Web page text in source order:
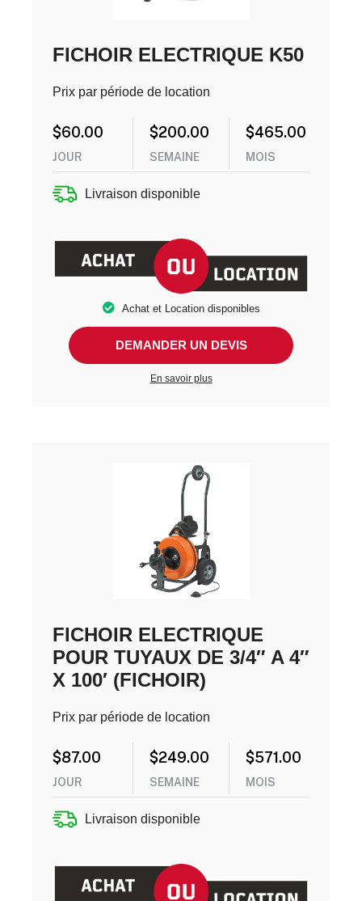
FICHOIR ELECTRIQUE K50
Prix par période de location
$60.00
JOUR
$200.00
SEMAINE
$465.00
MOIS
Livraison disponible
Achat et Location disponibles
DEMANDER UN DEVIS
En savoir plus
FICHOIR ELECTRIQUE
POUR TUYAUX DE 3/4″ A 4″
X 100′ (FICHOIR)
Prix par période de location
$87.00
JOUR
$249.00
SEMAINE
$571.00
MOIS
Livraison disponible